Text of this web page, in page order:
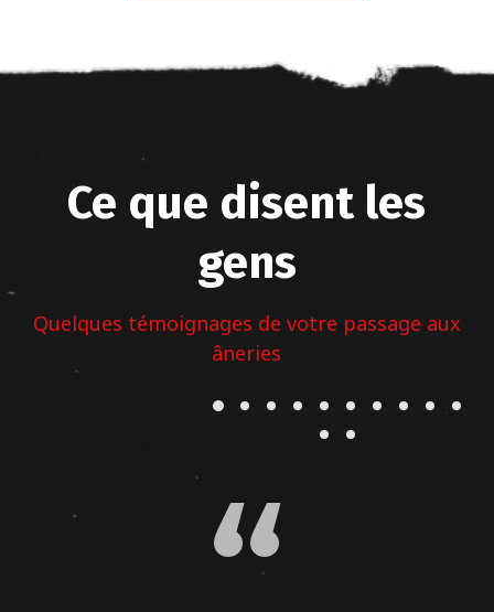
Ce que disent les
gens
Quelques témoignages de votre passage aux
âneries